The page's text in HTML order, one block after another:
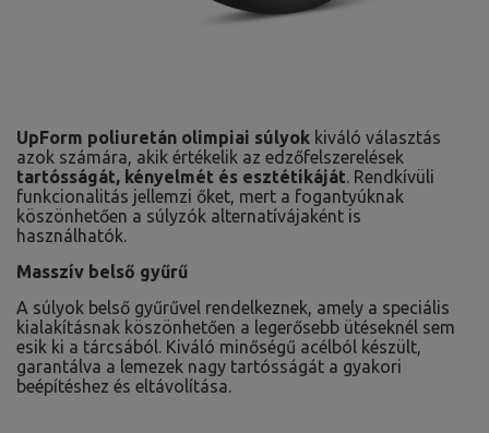
UpForm poliuretán olimpiai súlyok kiváló választás
azok számára, akik értékelik az edzőfelszerelések
tartósságát, kényelmét és esztétikáját. Rendkívüli
funkcionalitás jellemzi őket, mert a fogantyúknak
köszönhetően a súlyzók alternatívájaként is
használhatók.
Masszív belső gyűrű
A súlyok belső gyűrűvel rendelkeznek, amely a speciális
kialakításnak köszönhetően a legerősebb ütéseknél sem
esik ki a tárcsából. Kiváló minőségű acélból készült,
garantálva a lemezek nagy tartósságát a gyakori
beépítéshez és eltávolítása.